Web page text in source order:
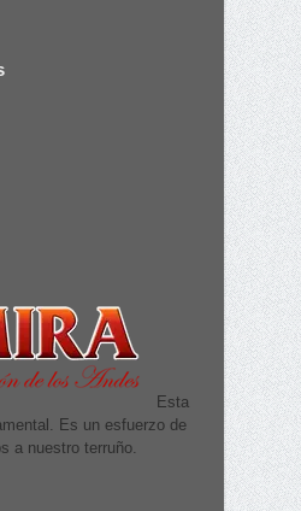
Esta
Es un esfuerzo de
a nuestro terruño.